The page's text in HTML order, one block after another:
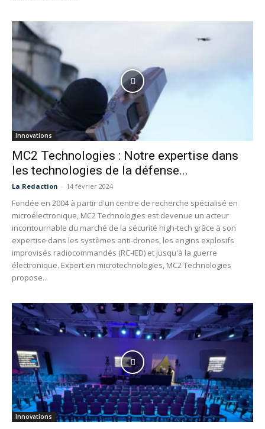
Innovations
MC2 Technologies : Notre expertise dans
les technologies de la défense...
La Redaction - 14 février 2024
Fondée en 2004 à partir d'un centre de recherche spécialisé en
microélectronique, MC2 Technologies est devenue un acteur
incontournable du marché de la sécurité high-tech grâce à son
expertise dans les systèmes anti-drones, les engins explosifs
improvisés radiocommandés (RC-IED) et jusqu'à la guerre
électronique. Expert en microtechnologies, MC2 Technologies
propose...
Innovations